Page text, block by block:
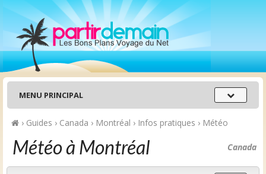
Menu
principal
MENU PRINCIPAL
› Guides › Canada › Montréal › Infos pratiques › Météo
Canada
Météo à Montréal